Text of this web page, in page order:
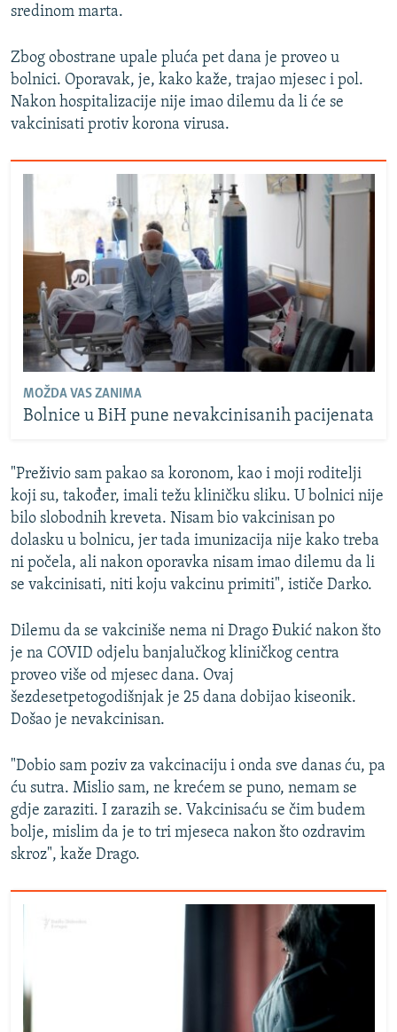
sredinom marta.
Zbog obostrane upale pluća pet dana je proveo u
bolnici. Oporavak, je, kako kaže, trajao mjesec i pol.
Nakon hospitalizacije nije imao dilemu da li će se
vakcinisati protiv korona virusa.
MOŽDA VAS ZANIMA
Bolnice u BiH pune nevakcinisanih pacijenata
"Preživio sam pakao sa koronom, kao i moji roditelji
koji su, također, imali težu kliničku sliku. U bolnici nije
bilo slobodnih kreveta. Nisam bio vakcinisan po
dolasku u bolnicu, jer tada imunizacija nije kako treba
ni počela, ali nakon oporavka nisam imao dilemu da li
se vakcinisati, niti koju vakcinu primiti", ističe Darko.
Dilemu da se vakciniše nema ni Drago Đukić nakon što
je na COVID odjelu banjalučkog kliničkog centra
proveo više od mjesec dana. Ovaj
šezdesetpetogodišnjak je 25 dana dobijao kiseonik.
Došao je nevakcinisan.
"Dobio sam poziv za vakcinaciju i onda sve danas ću, pa
ću sutra. Mislio sam, ne krećem se puno, nemam se
gdje zaraziti. I zarazih se. Vakcinisaću se čim budem
bolje, mislim da je to tri mjeseca nakon što ozdravim
skroz", kaže Drago.